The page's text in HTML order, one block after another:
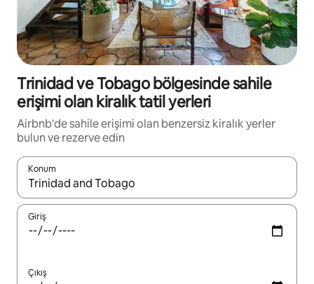
Trinidad ve Tobago bölgesinde sahile
erişimi olan kiralık tatil yerleri
Airbnb'de sahile erişimi olan benzersiz kiralık yerler
bulun ve rezerve edin
Konum
Sonuçlar kullanılabilir olduğunda yukarı ve aşağı oklarıyla
Giriş
Çıkış